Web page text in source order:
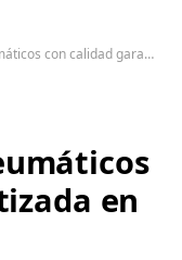
calidad garantizada en Uruguay
en